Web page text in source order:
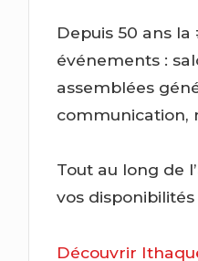
Depuis 50 ans
événements :
assemblées
communication,
Tout au long de
vos disponibilités
Découvrir